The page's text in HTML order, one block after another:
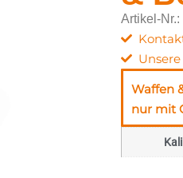
Artikel-Nr.:
Waffen
nur mit